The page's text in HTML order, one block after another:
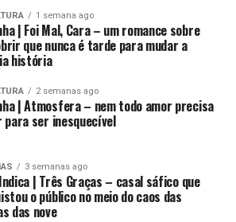
1 semana ago
| Foi Mal, Cara – um romance sobre
que nunca é tarde para mudar a
história
2 semanas ago
| Atmosfera – nem todo amor precisa
ser inesquecível
3 semanas ago
| Três Graças – casal sáfico que
o público no meio do caos das
das nove